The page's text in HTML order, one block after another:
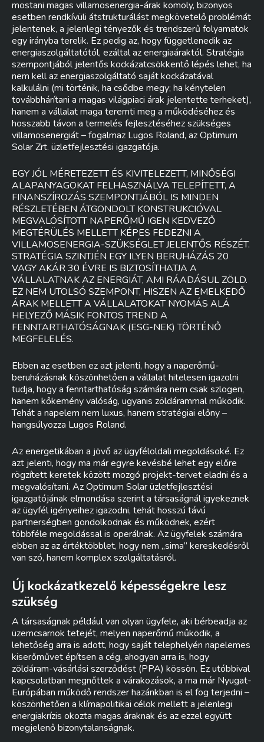
mostani magas villamosenergia-árak komoly, bizonyos
esetben rendkívüli átstrukturálást megkövetelő problémát
jelentenek, a jelenlegi tényezők és trendszerű folyamatok
egy irányba terelik. Ez pedig az, hogy függetlenedik az
energiaszolgáltatótól, ezáltal az energiaáraktól. Stratégia
szempontjából jelentős kockázatcsökkentő lépés lehet, ha
nem kell az energiaszolgáltató saját kockázatával
kalkulálni (mi történik, ha csődbe megy; ha kénytelen
továbbhárítani a magas világpiaci árak jelentette terheket),
hanem a vállalat maga teremti meg a működéséhez és
hosszabb távon a termelés fejlesztéséhez szükséges
villamosenergiát – fogalmaz Lugos Roland, az Optimum
Solar Zrt. üzletfejlesztési igazgatója.
EGY JÓL MÉRETEZETT ÉS KIVITELEZETT, MINŐSÉGI
ALAPANYAGOKAT FELHASZNÁLVA TELEPÍTETT, A
FINANSZÍROZÁS SZEMPONTJÁBÓL IS MINDEN
RÉSZLETÉBEN ÁTGONDOLT KONSTRUKCIÓVAL
MEGVALÓSÍTOTT NAPERŐMŰ IGEN KEDVEZŐ
MEGTÉRÜLÉS MELLETT KÉPES FEDEZNI A
VILLAMOSENERGIA-SZÜKSÉGLET JELENTŐS RÉSZÉT.
STRATÉGIA SZINTJÉN EGY ILYEN BERUHÁZÁS 20
VAGY AKÁR 30 ÉVRE IS BIZTOSÍTHATJA A
VÁLLALATNAK AZ ENERGIÁT, AMI RÁADÁSUL ZÖLD.
EZ NEM UTOLSÓ SZEMPONT, HISZEN AZ EMELKEDŐ
ÁRAK MELLETT A VÁLLALATOKAT NYOMÁS ALÁ
HELYEZŐ MÁSIK FONTOS TREND A
FENNTARTHATÓSÁGNAK (ESG-NEK) TÖRTÉNŐ
MEGFELELÉS.
Ebben az esetben ez azt jelenti, hogy a naperőmű-
beruházásnak köszönhetően a vállalat hitelesen igazolni
tudja, hogy a fenntarthatóság számára nem csak szlogen,
hanem kőkemény valóság, ugyanis zöldárammal működik.
Tehát a napelem nem luxus, hanem stratégiai előny –
hangsúlyozza Lugos Roland.
Az energetikában a jövő az ügyféloldali megoldásoké. Ez
azt jelenti, hogy ma már egyre kevésbé lehet egy előre
rögzített keretek között mozgó projekt-tervet eladni és a
megvalósítani. Az Optimum Solar üzletfejlesztési
igazgatójának elmondása szerint a társaságnál igyekeznek
az ügyfél igényeihez igazodni, tehát hosszú távú
partnerségben gondolkodnak és működnek, ezért
többféle megoldással is operálnak. Az ügyfelek számára
ebben az az értéktöbblet, hogy nem „sima” kereskedésről
van szó, hanem komplex szolgáltatásról.
Új kockázatkezelő képességekre lesz
szükség
A társaságnak például van olyan ügyfele, aki bérbeadja az
üzemcsarnok tetejét, melyen naperőmű működik, a
lehetőség arra is adott, hogy saját telephelyén napelemes
kiserőművet építsen a cég, ahogyan arra is, hogy
zöldáram-vásárlási szerződést (PPA) kössön. Ez utóbbival
kapcsolatban megnőttek a várakozások, a ma már Nyugat-
Európában működő rendszer hazánkban is el fog terjedni –
köszönhetően a klímapolitikai célok mellett a jelenlegi
energiakrízis okozta magas áraknak és az ezzel együtt
megjelenő bizonytalanságnak.